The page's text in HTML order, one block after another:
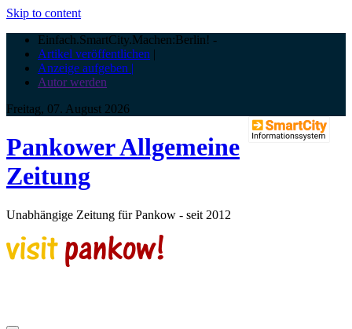
Skip to content
Einfach.SmartCity.Machen:Berlin! -
Artikel veröffentlichen |
Anzeige aufgeben |
Autor werden
Freitag, 07. August 2026
Pankower Allgemeine
Zeitung
Unabhängige Zeitung für Pankow - seit 2012